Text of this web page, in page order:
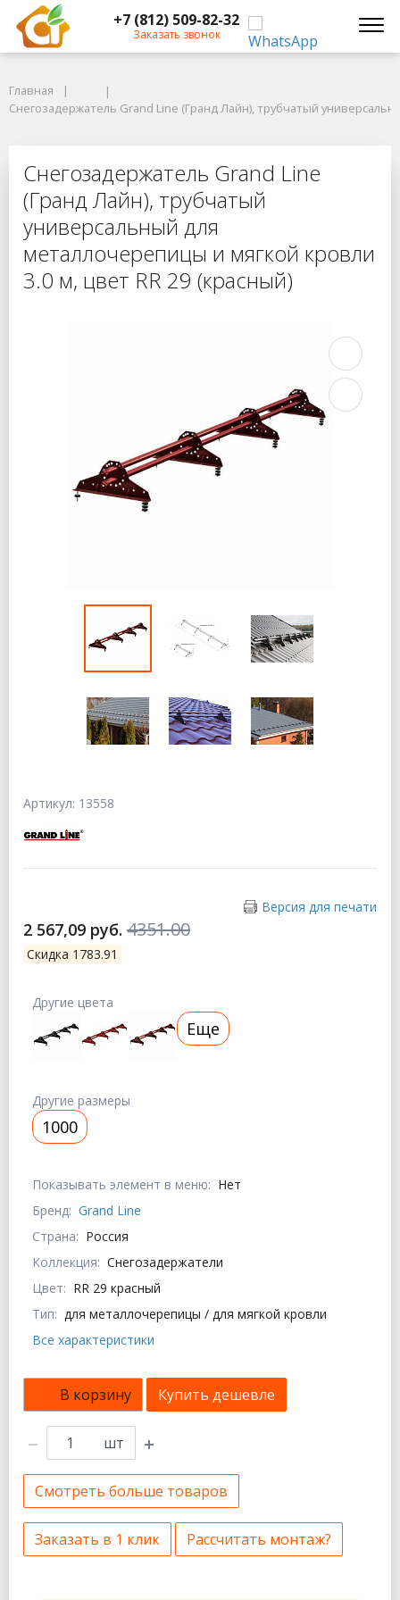
+7 (812) 509-82-32
Заказать звонок
Снегозадержатель Grand Line (Гранд Лайн), трубчатый
Снегозадержатель Grand Line
Главная
Снегозадержатель Grand Line (Гранд Лайн), трубчатый
Снегозадержатель Grand Line
(Гранд Лайн), трубчатый
универсальный для
металлочерепицы и мягкой кровли
3.0 м, цвет RR 29 (красный)
Артикул: 13558
Версия для печати
2 567,09 руб. 4351.00
Скидка 1783.91
Показывать элемент в меню: Нет
Бренд: Grand Line
Страна: Россия
Коллекция: Снегозадержатели
Цвет: RR 29 красный
Тип: для металлочерепицы / для мягкой кровли
Все характеристики
Другие цвета
Еще
Другие размеры
1000
В корзину Купить дешевле
шт
Смотреть больше товаров
Заказать в 1 клик Рассчитать монтаж?